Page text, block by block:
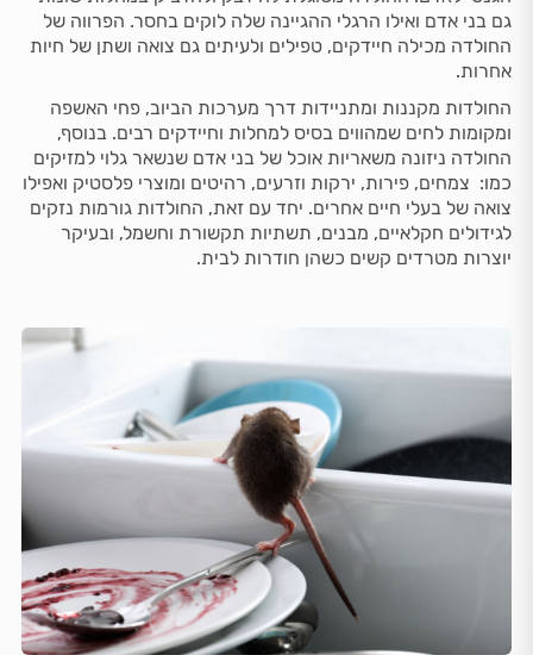
גם בני אדם ואילו הרגלי ההגיינה שלה לוקים בחסר. הפרווה של
החולדה מכילה חיידקים, טפילים ולעיתים גם צואה ושתן של חיות
אחרות.
החולדות מקננות ומתניידות דרך מערכות הביוב, פחי האשפה
ומקומות לחים שמהווים בסיס למחלות וחיידקים רבים. בנוסף,
החולדה ניזונה משאריות אוכל של בני אדם שנשאר גלוי למזיקים
כמו: צמחים, פירות, ירקות וזרעים, רהיטים ומוצרי פלסטיק ואפילו
צואה של בעלי חיים אחרים. יחד עם זאת, החולדות גורמות נזקים
לגידולים חקלאיים, מבנים, תשתיות תקשורת וחשמל, ובעיקר
יוצרות מטרדים קשים כשהן חודרות לבית.